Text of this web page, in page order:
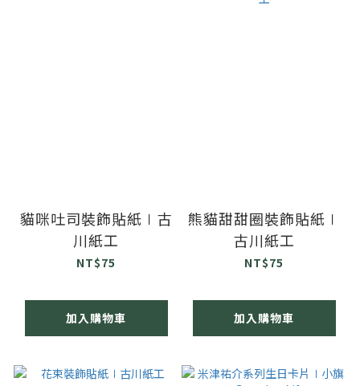
貓咪吐司裝飾貼紙∣古
川紙工
NT$75
加入購物車
熊貓甜甜圈裝飾貼紙∣
古川紙工
NT$75
加入購物車